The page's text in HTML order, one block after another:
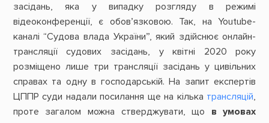
засідань, яка у випадку розгляду в режимі
відеоконференції, є обов’язковою. Так, на Youtube-
каналі “Судова влада України”, який здійснює онлайн-
трансляції судових засідань, у квітні 2020 року
розміщено лише три трансляції засідань у цивільних
справах та одну в господарській. На запит експертів
ЦППР суди надали посилання ще на кілька трансляцій,
проте загалом можна стверджувати, що в умовах